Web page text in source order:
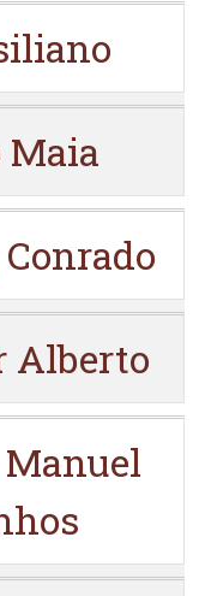
Maia
Alberto
Manuel